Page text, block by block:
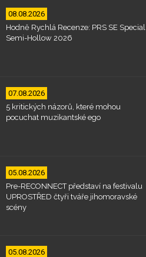
08.08.2026
Hodně Rychlá Recenze: PRS SE Special
Semi-Hollow 2026
07.08.2026
5 kritických názorů, které mohou
pocuchat muzikantské ego
05.08.2026
Pre-RECONNECT představí na festivalu
UPROSTŘED čtyři tváře jihomoravské
scény
05.08.2026